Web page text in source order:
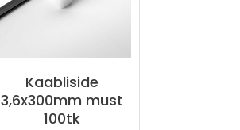
Kaabliside
3,6x300mm must
100tk